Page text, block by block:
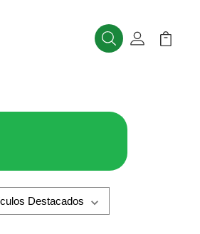
BuscarMi Cuenta
Mi